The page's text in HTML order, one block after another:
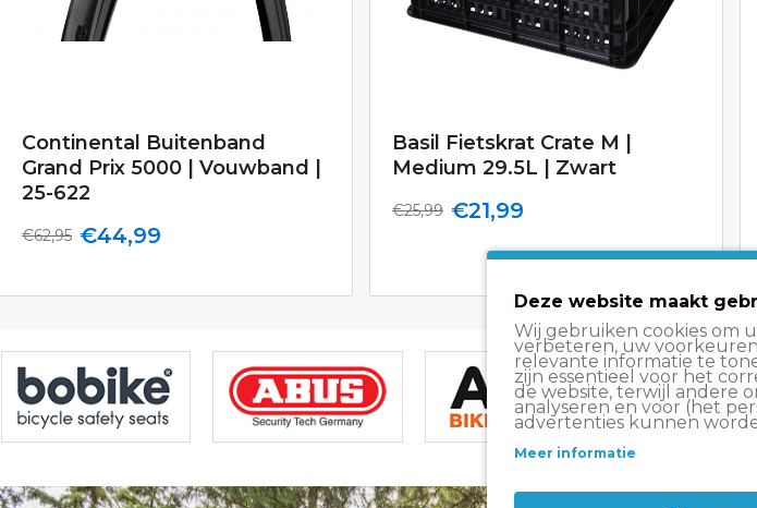
Continental Buitenband
Grand Prix 5000 | Vouwband |
25-622
€44,99
€62,95
Basil Fietskrat Crate M |
Medium 29.5L | Zwart
€21,99
€25,99
Deze website maakt
Wij gebruiken cookies om
verbeteren, uw
relevante informatie te
zijn essentieel voor het
de website, terwijl andere
analyseren en voor (het
advertenties kunnen
Meer informatie